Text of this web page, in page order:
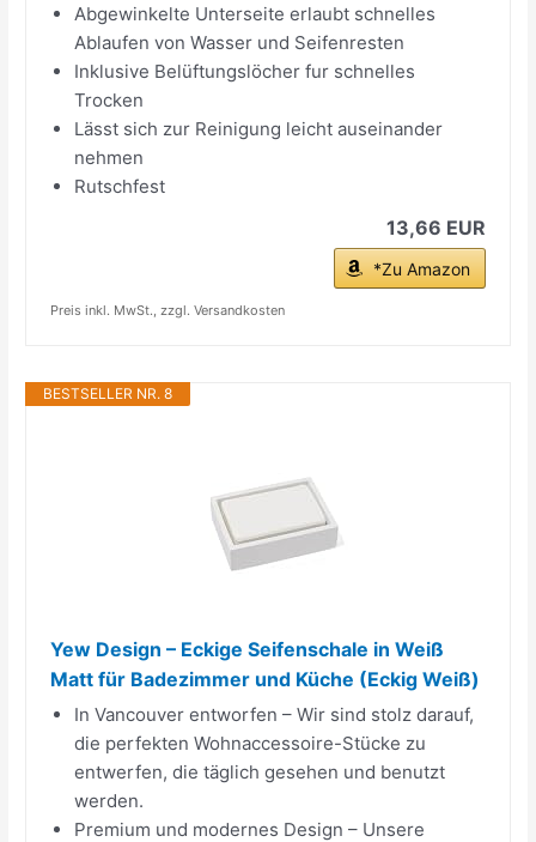
Abgewinkelte Unterseite erlaubt schnelles
Ablaufen von Wasser und Seifenresten
Inklusive Belüftungslöcher fur schnelles
Trocken
Lässt sich zur Reinigung leicht auseinander
nehmen
Rutschfest
13,66 EUR
*Zu Amazon
Preis inkl. MwSt., zzgl. Versandkosten
BESTSELLER NR. 8
Yew Design – Eckige Seifenschale in Weiß
Matt für Badezimmer und Küche (Eckig Weiß)
In Vancouver entworfen – Wir sind stolz darauf,
die perfekten Wohnaccessoire-Stücke zu
entwerfen, die täglich gesehen und benutzt
werden.
Premium und modernes Design – Unsere